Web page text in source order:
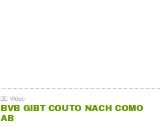
BVB GIBT COUTO NACH COMO
AB